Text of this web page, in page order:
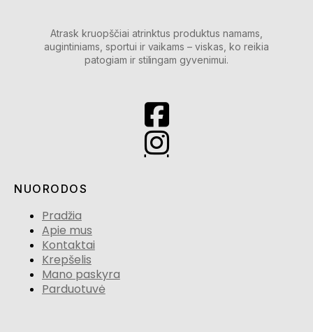
Atrask kruopščiai atrinktus produktus namams,
augintiniams, sportui ir vaikams – viskas, ko reikia
patogiam ir stilingam gyvenimui.
NUORODOS
Pradžia
Apie mus
Kontaktai
Krepšelis
Mano paskyra
Parduotuvė